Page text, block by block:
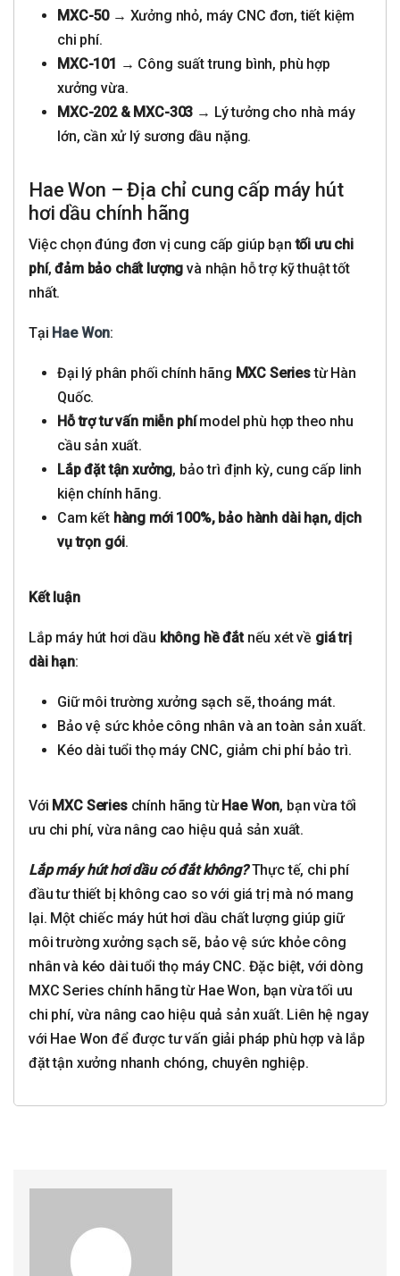
MXC-50→ Xưởng nhỏ, máy CNC đơn, tiết kiệm
chi phí.
MXC-101 → Công suất trung bình, phù hợp
xưởng vừa.
MXC-202 & MXC-303 → Lý tưởng cho nhà máy
lớn, cần xử lý sương dầu nặng.
Hae Won – Địa chỉ cung cấp máy hút
hơi dầu chính hãng
Việc chọn đúng đơn vị cung cấp giúp bạntối ưu chi
phí,đảm bảo chất lượng và nhận hỗ trợ kỹ thuật tốt
nhất.
Tại Hae Won:
Đại lý phân phối chính hãng MXC Seriestừ Hàn
Quốc.
Hỗ trợ tư vấn miễn phímodel phù hợp theo nhu
cầu sản xuất.
Lắp đặt tận xưởng, bảo trì định kỳ, cung cấp linh
kiện chính hãng.
Cam kết hàng mới 100%, bảo hành dài hạn, dịch
vụ trọn gói.
Kết luận
Lắp máy hút hơi dầu không hề đắtnếu xét về giá trị
dài hạn:
Giữ môi trường xưởng sạch sẽ, thoáng mát.
Bảo vệ sức khỏe công nhân và an toàn sản xuất.
Kéo dài tuổi thọ máy CNC, giảm chi phí bảo trì.
Với MXC Serieschính hãng từHae Won, bạn vừa tối
ưu chi phí, vừa nâng cao hiệu quả sản xuất.
Lắp máy hút hơi dầu có đắt không?Thực tế, chi phí
đầu tư thiết bị không cao so với giá trị mà nó mang
lại. Một chiếc máy hút hơi dầu chất lượng giúp giữ
môi trường xưởng sạch sẽ, bảo vệ sức khỏe công
nhân và kéo dài tuổi thọ máy CNC. Đặc biệt, với dòng
MXC Series chính hãng từ Hae Won, bạn vừa tối ưu
chi phí, vừa nâng cao hiệu quả sản xuất. Liên hệ ngay
với Hae Won để được tư vấn giải pháp phù hợp và lắp
đặt tận xưởng nhanh chóng, chuyên nghiệp.